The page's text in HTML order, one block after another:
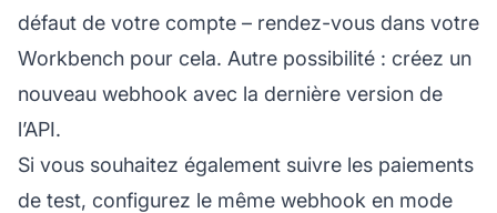
défaut de votre compte – rendez-vous dans votre
Workbench pour cela. Autre possibilité : créez un
nouveau webhook avec la dernière version de
l’API.
Si vous souhaitez également suivre les paiements
de test, configurez le même webhook en mode